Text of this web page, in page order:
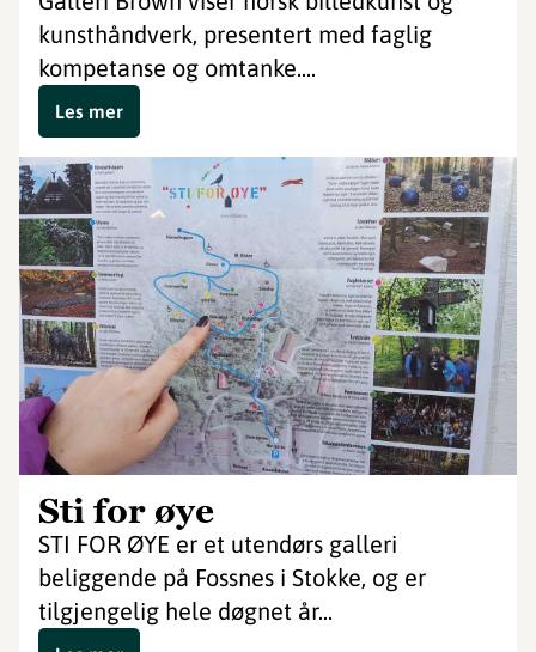
kunsthåndverk, presentert med faglig
kompetanse og omtanke....
Les mer
Sti for øye
STI FOR ØYE er et utendørs galleri
beliggende på Fossnes i Stokke, og er
tilgjengelig hele døgnet år...